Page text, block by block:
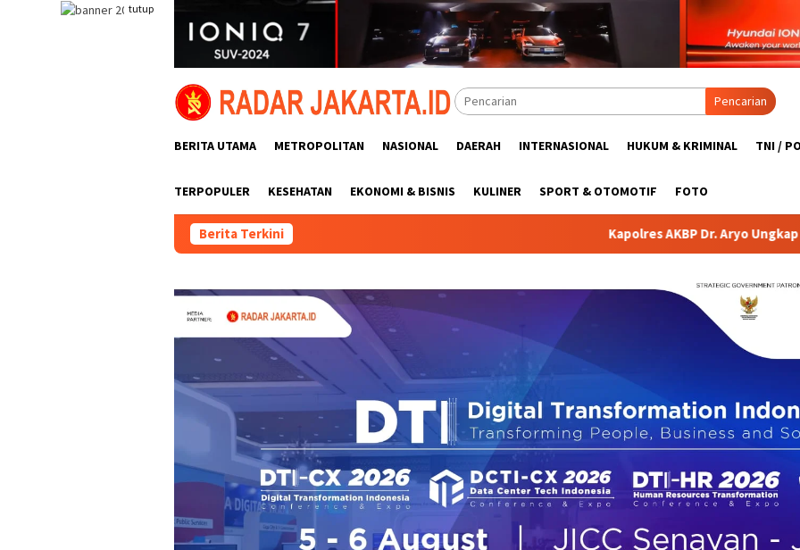
tutup
Pencarian
BERITA UTAMA METROPOLITAN NASIONAL DAERAH INTERNASIONAL HUKUM & KRIMINAL TNI /
TERPOPULER KESEHATAN EKONOMI & BISNIS KULINER SPORT & OTOMOTIF FOTO
Berita Terkini Kapolres AKBP Dr. Aryo Ungkap Dugaan